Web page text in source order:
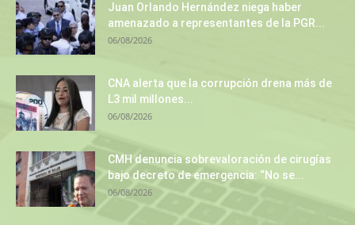
Juan Orlando Hernández niega haber
amenazado a representantes de la PGR...
06/08/2026
CNA alerta que la corrupción drena más de
L3 mil millones...
06/08/2026
CMH denuncia sobrevaloración de cirugías
bajo decreto de emergencia: “No se...
06/08/2026